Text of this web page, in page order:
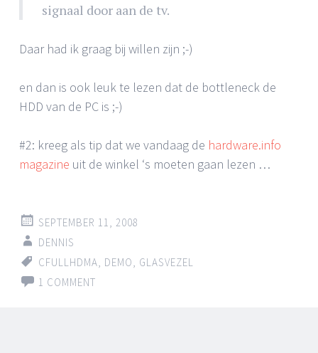
signaal door aan de tv.
Daar had ik graag bij willen zijn ;-)
en dan is ook leuk te lezen dat de bottleneck de
HDD van de PC is ;-)
#2: kreeg als tip dat we vandaag de hardware.info
magazine uit de winkel ‘s moeten gaan lezen …
SEPTEMBER 11, 2008
DENNIS
CFULLHDMA DEMO
GLASVEZEL
1 COMMENT